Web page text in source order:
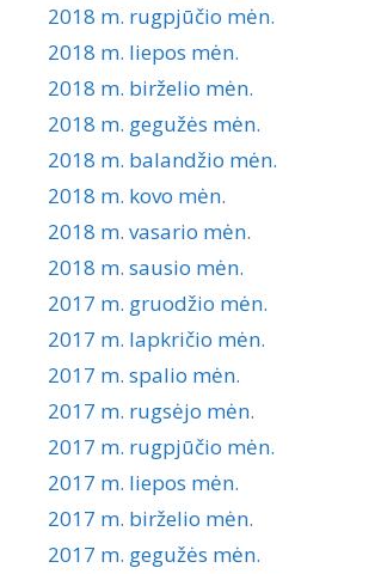
2018 m. rugpjūčio mėn.
2018 m. liepos mėn.
2018 m. birželio mėn.
2018 m. gegužės mėn.
2018 m. balandžio mėn.
2018 m. kovo mėn.
2018 m. vasario mėn.
2018 m. sausio mėn.
2017 m. gruodžio mėn.
2017 m. lapkričio mėn.
2017 m. spalio mėn.
2017 m. rugsėjo mėn.
2017 m. rugpjūčio mėn.
2017 m. liepos mėn.
2017 m. birželio mėn.
2017 m. gegužės mėn.